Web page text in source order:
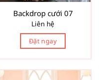
Backdrop cưới 07
Liên hệ
Đặt ngay